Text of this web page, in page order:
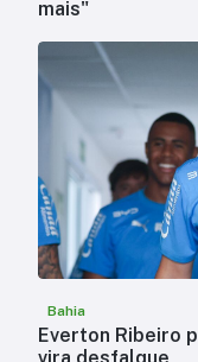
mais"
Bahia
Everton Ribeiro